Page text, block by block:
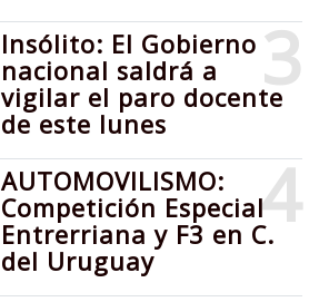
3
Insólito: El Gobierno
nacional saldrá a
vigilar el paro docente
de este lunes
4
AUTOMOVILISMO:
Competición Especial
Entrerriana y F3 en C.
del Uruguay